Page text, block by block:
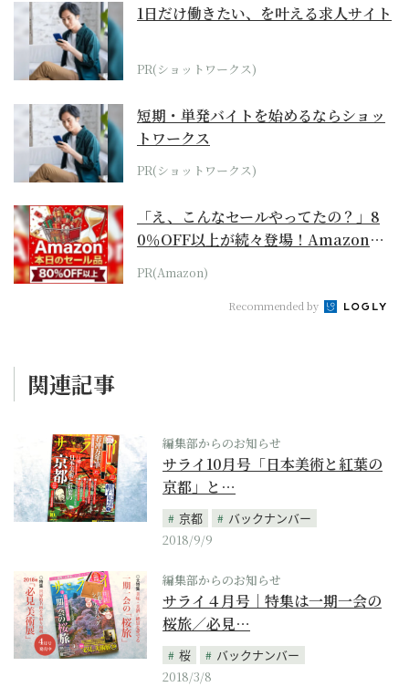
1日だけ働きたい、を叶える求人サイト
PR(ショットワークス)
短期・単発バイトを始めるならショッ
トワークス
PR(ショットワークス)
「え、こんなセールやってたの？」8
0％OFF以上が続々登場！Amazonの
本気が...
PR(Amazon)
Recommended by
関連記事
編集部からのお知らせ
サライ10月号「日本美術と紅葉の
京都」と…
京都
バックナンバー
2018/9/9
編集部からのお知らせ
サライ４月号｜特集は一期一会の
桜旅／必見…
桜
バックナンバー
2018/3/8